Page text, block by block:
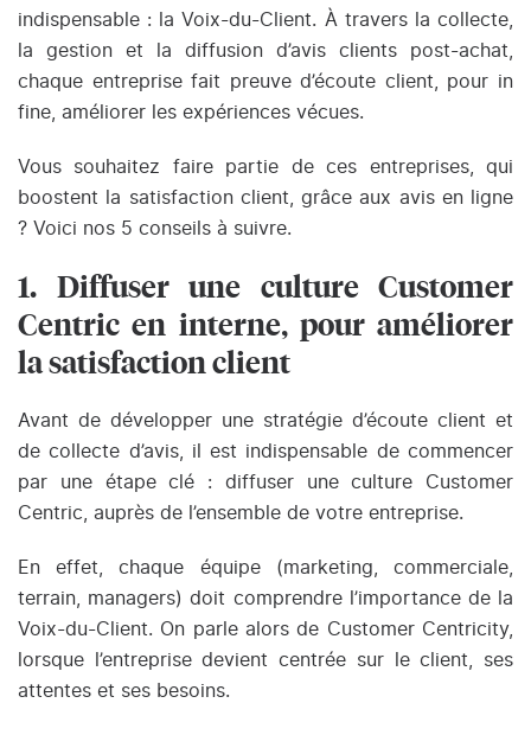
indispensable : la Voix-du-Client. À travers
la collecte,
la gestion et la diffusion d’avis clients post-achat,
chaque entreprise fait preuve d’écoute client, pour in
fine, améliorer les expériences vécues.
Vous souhaitez faire partie de ces entreprises, qui
boostent la satisfaction client, grâce aux avis en ligne
? Voici nos 5 conseils à suivre.
1. Diffuser une culture Customer
Centric en interne, pour améliorer
la satisfaction client
Avant de développer une stratégie d’écoute client et
de collecte d’avis, il est indispensable de commencer
par une étape clé : diffuser une culture Customer
Centric, auprès de l’ensemble de votre entreprise.
En effet, chaque équipe (marketing, commerciale,
terrain, managers) doit comprendre l’importance de la
Voix-du-Client. On parle alors de Customer Centricity,
lorsque l’entreprise devient centrée sur le client, ses
attentes et ses besoins.